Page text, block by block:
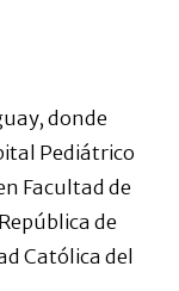
donde
Pediátrico
Facultad de
de
Católica del